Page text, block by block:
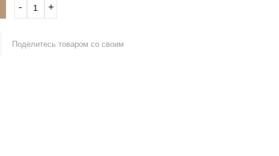
‐ +
Поделитесь товаром со своим